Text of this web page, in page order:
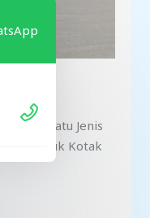
Salah Satu Jenis
Berbentuk Kotak